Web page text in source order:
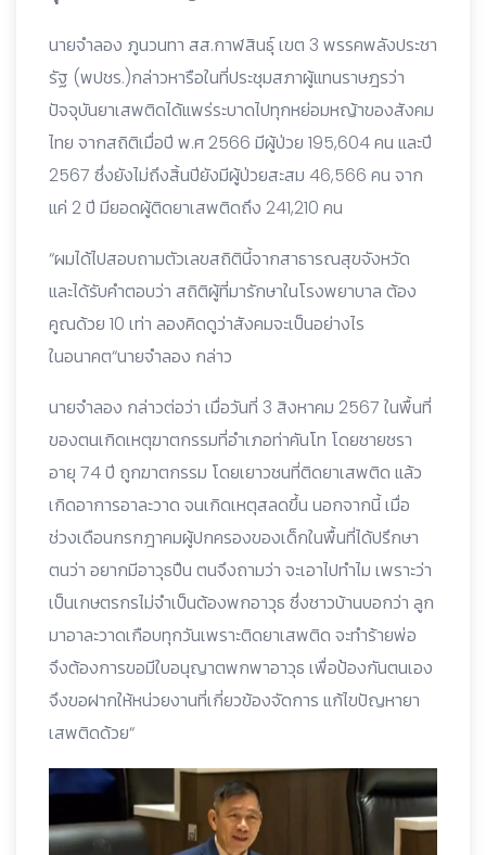
นายจำลอง ภูนวนทา สส.กาฬสินธุ์ เขต 3 พรรคพลังประชา
รัฐ (พปชร.)กล่าวหารือในที่ประชุมสภาผู้แทนราษฎรว่า
ปัจจุบันยาเสพติดได้แพร่ระบาดไปทุกหย่อมหญ้าของสังคม
ไทย จากสถิติเมื่อปี พ.ศ 2566 มีผู้ป่วย 195,604 คน และปี
2567 ซึ่งยังไม่ถึงสิ้นปียังมีผู้ป่วยสะสม 46,566 คน จาก
แค่ 2 ปี มียอดผู้ติดยาเสพติดถึง 241,210 คน
“ผมได้ไปสอบถามตัวเลขสถิตินี้จากสาธารณสุขจังหวัด
และได้รับคำตอบว่า สถิติผู้ที่มารักษาในโรงพยาบาล ต้อง
คูณด้วย 10 เท่า ลองคิดดูว่าสังคมจะเป็นอย่างไร
ในอนาคต“นายจำลอง กล่าว
นายจำลอง กล่าวต่อว่า เมื่อวันที่ 3 สิงหาคม 2567 ในพื้นที่
ของตนเกิดเหตุฆาตกรรมที่อำเภอท่าคันโท โดยชายชรา
อายุ 74 ปี ถูกฆาตกรรม โดยเยาวชนที่ติดยาเสพติด แล้ว
เกิดอาการอาละวาด จนเกิดเหตุสลดขึ้น นอกจากนี้ เมื่อ
ช่วงเดือนกรกฎาคมผู้ปกครองของเด็กในพื้นที่ได้ปรึกษา
ตนว่า อยากมีอาวุธปืน ตนจึงถามว่า จะเอาไปทำไม เพราะว่า
เป็นเกษตรกรไม่จำเป็นต้องพกอาวุธ ซึ่งชาวบ้านบอกว่า ลูก
มาอาละวาดเกือบทุกวันเพราะติดยาเสพติด จะทำร้ายพ่อ
จึงต้องการขอมีใบอนุญาตพกพาอาวุธ เพื่อป้องกันตนเอง
จึงขอฝากให้หน่วยงานที่เกี่ยวข้องจัดการ แก้ไขปัญหายา
เสพติดด้วย“